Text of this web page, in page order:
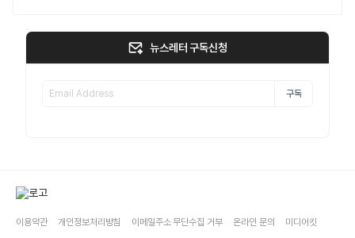
뉴스레터 구독신청
구독
이용약관 개인정보처리방침 이메일주소 무단수집 거부 온라인 문의 미디어킷